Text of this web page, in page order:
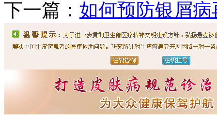
下一篇： 如何预防银屑